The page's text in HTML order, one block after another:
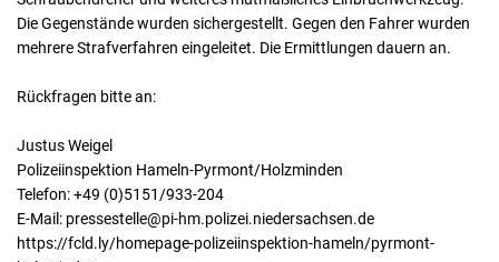
Die Gegenstände wurden sichergestellt. Gegen den Fahrer wurden
mehrere Strafverfahren eingeleitet. Die Ermittlungen dauern an.
Rückfragen bitte an:
Justus Weigel
Polizeiinspektion Hameln-Pyrmont/Holzminden
Telefon: +49 (0)5151/933-204
E-Mail: pressestelle@pi-hm.polizei.niedersachsen.de
https://fcld.ly/homepage-polizeiinspektion-hameln/pyrmont-